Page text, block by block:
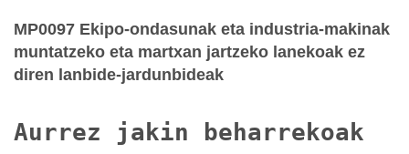
MP0097 Ekipo-ondasunak eta industria-makinak
muntatzeko eta martxan jartzeko lanekoak ez
diren lanbide-jardunbideak
Aurrez jakin beharrekoak